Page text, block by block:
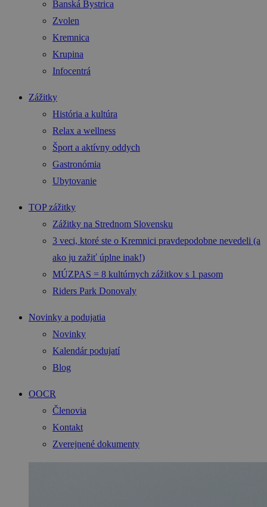
Banská Bystrica
Zvolen
Kremnica
Krupina
Infocentrá
Zážitky
História a kultúra
Relax a wellness
Šport a aktívny oddych
Gastronómia
Ubytovanie
TOP zážitky
Zážitky na Strednom Slovensku
3 veci, ktoré ste o Kremnici pravdepodobne nevedeli (a
ako ju zažiť úplne inak!)
MÚZPAS = 8 kultúrnych zážitkov s 1 pasom
Riders Park Donovaly
Novinky a podujatia
Novinky
Kalendár podujatí
Blog
OOCR
Členovia
Kontakt
Zverejnené dokumenty